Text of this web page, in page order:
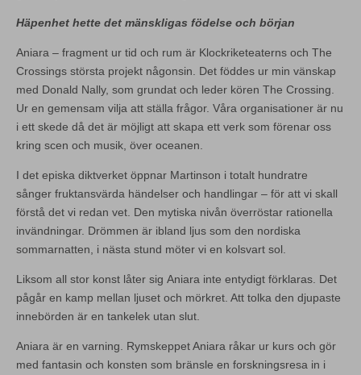
Häpenhet hette det mänskligas födelse och början
Aniara – fragment ur tid och rum är Klockriketeaterns och The
Crossings största projekt någonsin. Det föddes ur min vänskap
med Donald Nally, som grundat och leder kören The Crossing.
Ur en gemensam vilja att ställa frågor. Våra organisationer är nu
i ett skede då det är möjligt att skapa ett verk som förenar oss
kring scen och musik, över oceanen.
I det episka diktverket öppnar Martinson i totalt hundratre
sånger fruktansvärda händelser och handlingar – för att vi skall
förstå det vi redan vet. Den mytiska nivån överröstar rationella
invändningar. Drömmen är ibland ljus som den nordiska
sommarnatten, i nästa stund möter vi en kolsvart sol.
Liksom all stor konst låter sig Aniara inte entydigt förklaras. Det
pågår en kamp mellan ljuset och mörkret. Att tolka den djupaste
innebörden är en tankelek utan slut.
Aniara är en varning. Rymskeppet Aniara råkar ur kurs och gör
med fantasin och konsten som bränsle en forskningsresa in i